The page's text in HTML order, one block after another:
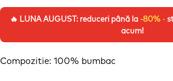
🔥 LUNA AUGUST: reduceri până la -80%·
acum!
Compozitie: 100% bumbac